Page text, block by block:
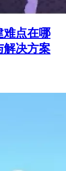
难点在哪
解决方案